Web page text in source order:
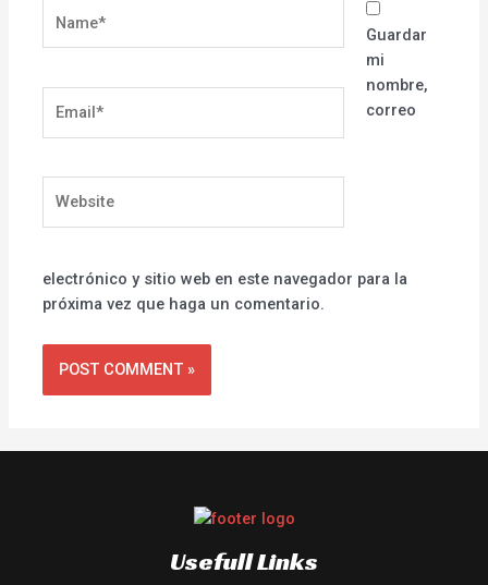
Guardar
mi
nombre,
correo
electrónico y sitio web en este navegador para la
próxima vez que haga un comentario.
Usefull Links